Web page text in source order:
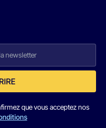
que vous acceptez nos